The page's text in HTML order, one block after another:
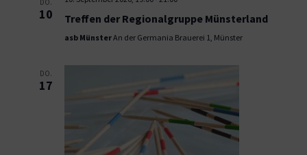
DO.
10 Treffen der Regionalgruppe Münsterland
asb MünsterAn der Germania Brauerei 1, Münster
DO.
17